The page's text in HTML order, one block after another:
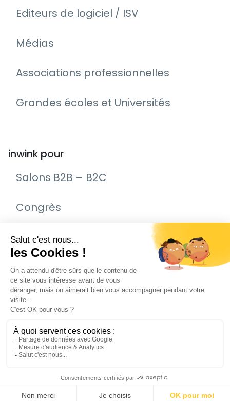
Editeurs de logiciel / ISV
Médias
Associations professionnelles
Grandes écoles et Universités
inwink pour
Salons B2B – B2C
Congrès
Remise de prix – Awards
Journée Portes Ouvertes (JPO)